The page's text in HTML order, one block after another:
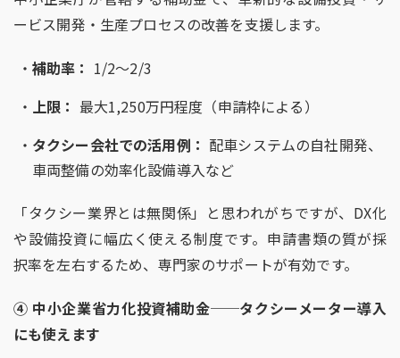
ービス開発・生産プロセスの改善を支援します。
補助率： 1/2〜2/3
上限： 最大1,250万円程度（申請枠による）
タクシー会社での活用例： 配車システムの自社開発、
車両整備の効率化設備導入など
「タクシー業界とは無関係」と思われがちですが、 DX化
や設備投資に幅広く使える制度です。申請書類の質が採
択率を左右するため、専門家のサポートが有効です。
④ 中小企業省力化投資補助金──タクシーメーター導入
にも使えます